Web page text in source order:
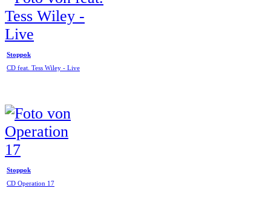
Stoppok
CD feat. Tess Wiley - Live
Stoppok
CD Operation 17